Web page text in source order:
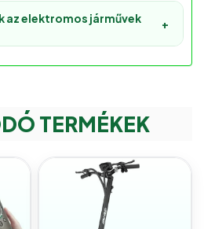
az elektromos járművek +
TERMÉKEK